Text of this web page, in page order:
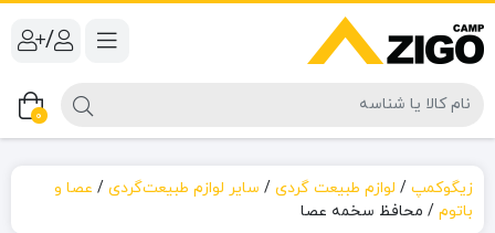
/
0
زیگوکمپ / لوازم طبیعت گردی / سایر لوازم طبیعت‌گردی / عصا و
باتوم / محافظ سخمه عصا